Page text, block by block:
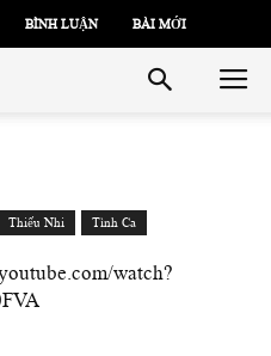
BÌNH LUẬN BÀI MỚI
Thiếu Nhi Tình Ca
watch?